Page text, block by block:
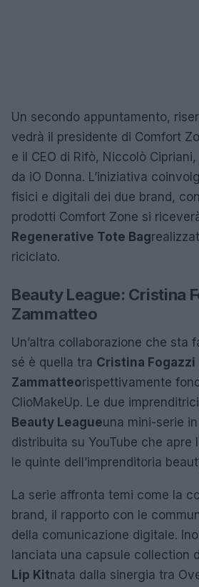
Un secondo appuntamento,
vedrà il presidente di Comfort
e il CEO di Rifò, Niccolò
da iO Donna. L’iniziativa
fisici e digitali dei due brand,
prodotti Comfort Zone si
Regenerative Tote Bag
riciclato.
Beauty League: Cristina
Zammatteo
Un’altra collaborazione che sta
sé è quella tra Cristina Fogazzi
Zammatteorispettivamente
ClioMakeUp. Le due
Beauty Leagueuna mini-serie
distribuita su YouTube che apre
le quinte dell’imprenditoria
La serie affronta temi come la
brand, il rapporto con le
della comunicazione digitale.
lanciata una capsule collection
Lip Kitnata dalla sinergia tra